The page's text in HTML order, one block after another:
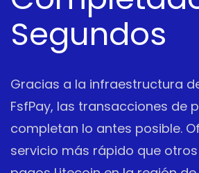
Segundos
Gracias a la infraestructura
FsfPay, las transacciones de
completan lo antes posible.
servicio más rápido que